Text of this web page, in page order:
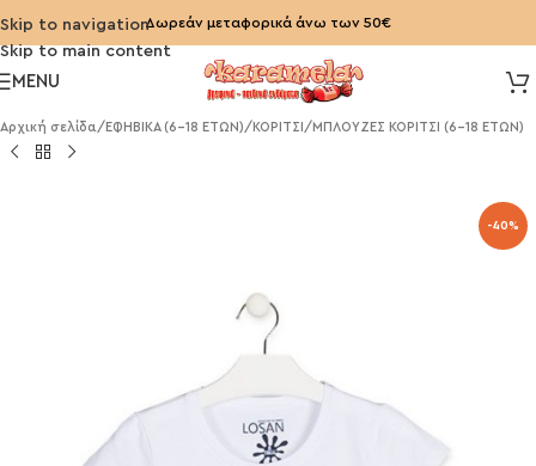
Skip to navigation
Skip to main content
Δωρεάν μεταφορικά άνω των 50€
MENU
Αρχική σελίδα/ ΕΦΗΒΙΚΑ (6-18 ΕΤΩΝ)/ ΚΟΡΙΤΣΙ /ΜΠΛΟΥΖΕΣ ΚΟΡΙΤΣΙ (6-18 ΕΤΩΝ)
-40%